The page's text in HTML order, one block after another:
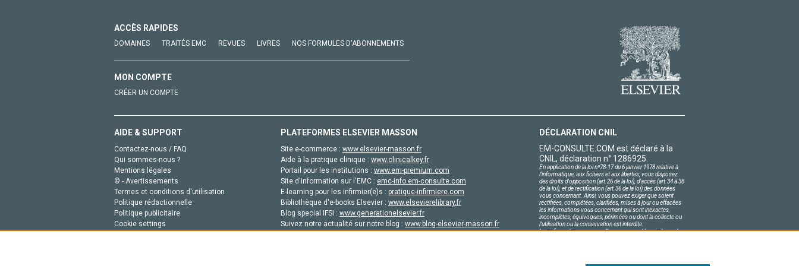
ACCÈS RAPIDES
DOMAINES TRAITÉS EMC REVUES LIVRES NOS FORMULES D'ABONNEMENTS
MON COMPTE
CRÉER UN COMPTE
AIDE & SUPPORT
Contactez-nous / FAQ
Qui sommes-nous ?
Mentions légales
© - Avertissements
Termes et conditions d'utilisation
Politique rédactionnelle
Politique publicitaire
Cookie settings
PLATEFORMES ELSEVIER MASSON
Site e-commerce : www.elsevier-masson.fr
Aide à la pratique clinique : www.clinicalkey.fr
Portail pour les institutions : www.em-premium.com
Site d'information sur l'EMC : emc-info.em-consulte.com
E-learning pour les infirmier(e)s : pratique-infirmiere.com
Bibliothèque d'e-books Elsevier : www.elsevierelibrary.fr
Blog special IFSI : www.generationelsevier.fr
Suivez notre actualité sur notre blog : www.blog-elsevier-masson.fr
DÉCLARATION CNIL
EM-CONSULTE.COM est déclaré à la
CNIL, déclaration n° 1286925.
En application de la loi nº78-17 du 6 janvier 1978 relative à
l'informatique, aux fichiers et aux libertés, vous disposez
des droits d'opposition (art.26 de la loi), d'accès (art.34 à 38
de la loi), et de rectification (art.36 de la loi) des données
vous concernant. Ainsi, vous pouvez exiger que soient
rectifiées, complétées, clarifiées, mises à jour ou effacées
les informations vous concernant qui sont inexactes,
incomplètes, équivoques, périmées ou dont la collecte ou
l'utilisation ou la conservation est interdite.
Les informations personnelles concernant les visiteurs de